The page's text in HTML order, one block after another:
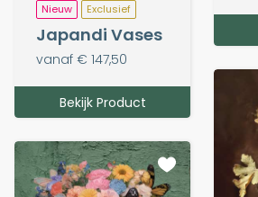
Nieuw Exclusief
Japandi Vases
vanaf € 147,50
Bekijk Product